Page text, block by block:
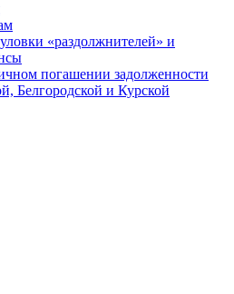
«раздолжнителей» и
погашении задолженности
Белгородской и Курской